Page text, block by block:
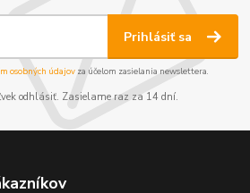
Prihlásiť sa
osobných údajov za účelom zasielania newslettera.
odhlásiť. Zasielame raz za 14 dní.